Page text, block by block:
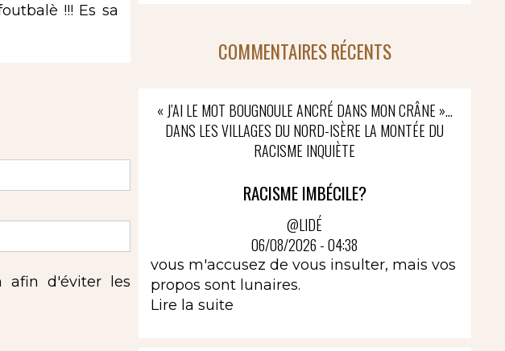
!!! Es sa
afin d'éviter les
COMMENTAIRES RÉCENTS
« J’AI LE MOT BOUGNOULE ANCRÉ DANS MON CRÂNE »…
DANS LES VILLAGES DU NORD-ISÈRE LA MONTÉE DU
RACISME INQUIÈTE
RACISME IMBÉCILE?
@LIDÉ
06/08/2026 - 04:38
vous m'accusez de vous insulter, mais vos
propos sont lunaires.
Lire la suite